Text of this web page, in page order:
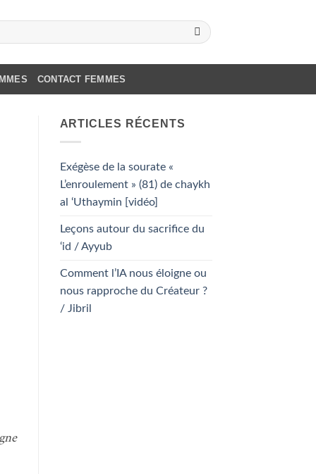
CONTACT FEMMES
ARTICLES RÉCENTS
Exégèse de la sourate «
L’enroulement » (81) de chaykh
al ‘Uthaymin [vidéo]
Leçons autour du sacrifice du
‘id / Ayyub
Comment l’IA nous éloigne ou
nous rapproche du Créateur ?
/ Jibril